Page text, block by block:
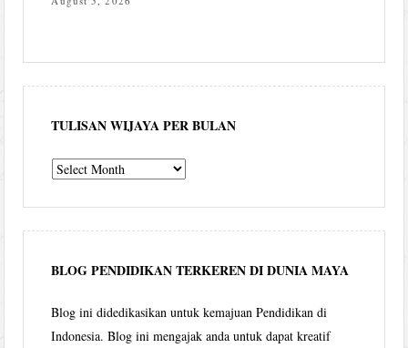
TULISAN WIJAYA PER BULAN
Tulisan
per
bulan
BLOG PENDIDIKAN TERKEREN DI DUNIA MAYA
Blog ini didedikasikan untuk kemajuan Pendidikan di
Indonesia. Blog ini mengajak anda untuk dapat kreatif